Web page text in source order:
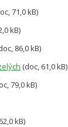
71,0 kB)
kB)
86,0 kB)
(doc, 61,0 kB)
79,0 kB)
kB)